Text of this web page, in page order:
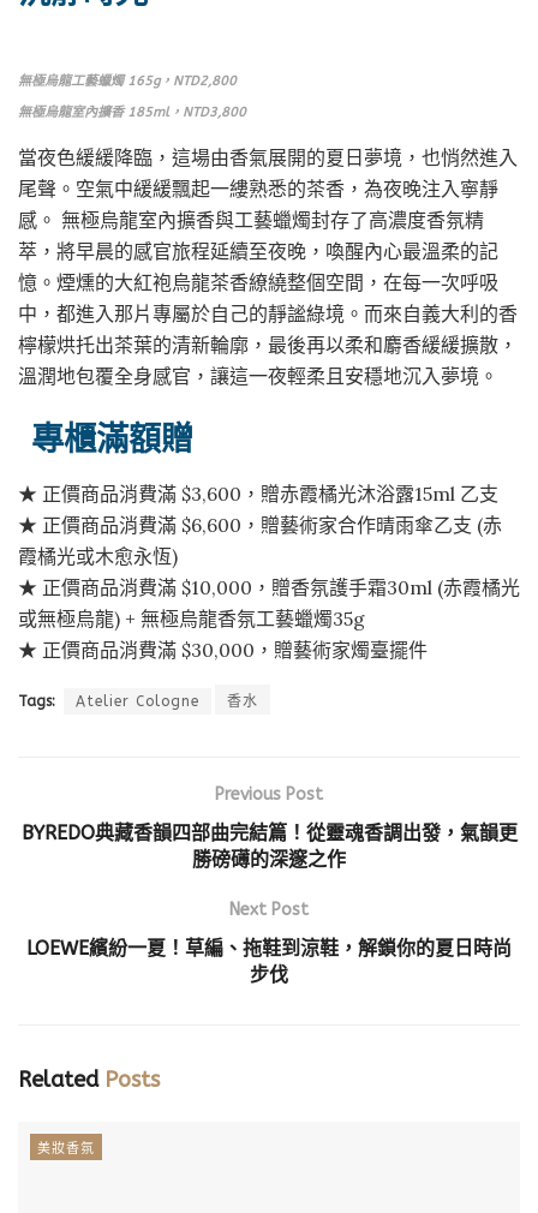
無極烏龍工藝蠟燭 165g，NTD2,800
無極烏龍室內擴香 185ml，NTD3,800
當夜色緩緩降臨，這場由香氣展開的夏日夢境，也悄然進入
尾聲。空氣中緩緩飄起一縷熟悉的茶香，為夜晚注入寧靜
感。 無極烏龍室內擴香與工藝蠟燭封存了高濃度香氛精
萃，將早晨的感官旅程延續至夜晚，喚醒內心最溫柔的記
憶。煙燻的大紅袍烏龍茶香繚繞整個空間，在每一次呼吸
中，都進入那片專屬於自己的靜謐綠境。而來自義大利的香
檸檬烘托出茶葉的清新輪廓，最後再以柔和麝香緩緩擴散，
溫潤地包覆全身感官，讓這一夜輕柔且安穩地沉入夢境。
專櫃滿額贈
★ 正價商品消費滿 $3,600，贈赤霞橘光沐浴露15ml 乙支
★ 正價商品消費滿 $6,600，贈藝術家合作晴雨傘乙支 (赤
霞橘光或木愈永恆)
★ 正價商品消費滿 $10,000，贈香氛護手霜30ml (赤霞橘光
或無極烏龍) + 無極烏龍香氛工藝蠟燭35g
★ 正價商品消費滿 $30,000，贈藝術家燭臺擺件
Tags: Atelier Cologne 香水
Previous Post
BYREDO典藏香韻四部曲完結篇！從靈魂香調出發，氣韻更
勝磅礡的深邃之作
Next Post
LOEWE繽紛一夏！草編、拖鞋到涼鞋，解鎖你的夏日時尚
步伐
RelatedPosts
美妝香氛